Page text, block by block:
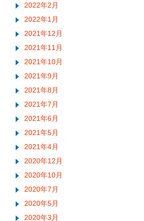
2022年2月
2022年1月
2021年12月
2021年11月
2021年10月
2021年9月
2021年8月
2021年7月
2021年6月
2021年5月
2021年4月
2020年12月
2020年10月
2020年7月
2020年5月
2020年3月